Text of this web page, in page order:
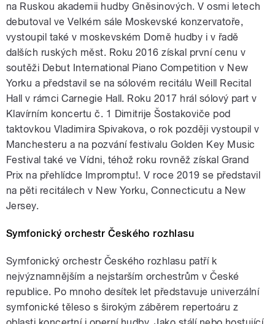
na Ruskou akademii hudby Gněsinových. V osmi letech
debutoval ve Velkém sále Moskevské konzervatoře,
vystoupil také v moskevském Domě hudby i v řadě
dalších ruských měst. Roku 2016 získal první cenu v
soutěži Debut International Piano Competition v New
Yorku a představil se na sólovém recitálu Weill Recital
Hall v rámci Carnegie Hall. Roku 2017 hrál sólový part v
Klavírním koncertu č. 1 Dimitrije Šostakoviče pod
taktovkou Vladimira Spivakova, o rok později vystoupil v
Manchesteru a na pozvání festivalu Golden Key Music
Festival také ve Vídni, téhož roku rovněž získal Grand
Prix na přehlídce Impromptu!. V roce 2019 se představil
na pěti recitálech v New Yorku, Connecticutu a New
Jersey.
Symfonický orchestr Českého rozhlasu
Symfonický orchestr Českého rozhlasu patří k
nejvýznamnějším a nejstarším orchestrům v České
republice. Po mnoho desítek let představuje univerzální
symfonické těleso s širokým záběrem repertoáru z